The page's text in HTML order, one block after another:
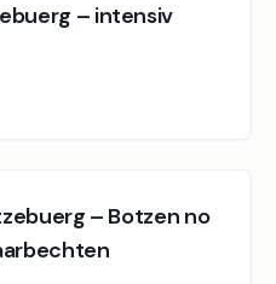
– intensiv
– Botzen no